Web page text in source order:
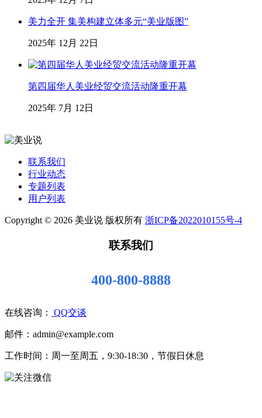
美力全开 集美构建立体多元“美业版图”
2025年 12月 22日
第四届华人美业经贸交流活动隆重开幕
2025年 7月 12日
联系我们
行业动态
专题列表
用户列表
Copyright © 2026 美业说 版权所有 浙ICP备2022010155号-4
联系我们
400-800-8888
在线咨询： QQ交谈
邮件：admin@example.com
工作时间：周一至周五，9:30-18:30，节假日休息